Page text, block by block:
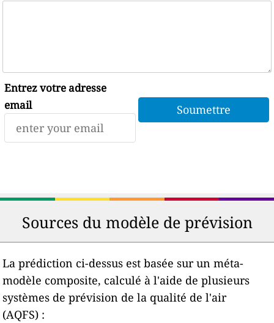
Entrez votre adresse
email
Sources du modèle de prévision
La prédiction ci-dessus est basée sur un méta-
modèle composite, calculé à l'aide de plusieurs
systèmes de prévision de la qualité de l'air
(AQFS) :